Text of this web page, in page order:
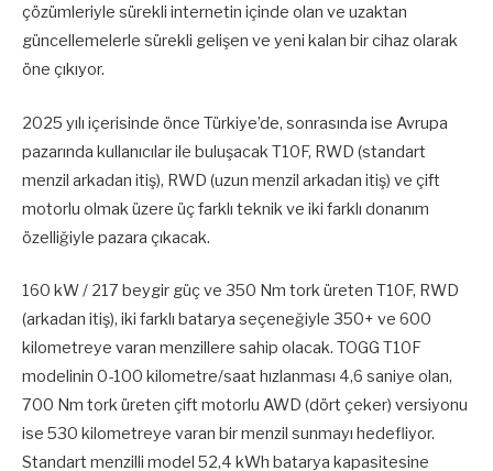
çözümleriyle sürekli internetin içinde olan ve uzaktan
güncellemelerle sürekli gelişen ve yeni kalan bir cihaz olarak
öne çıkıyor.
2025 yılı içerisinde önce Türkiye’de, sonrasında ise Avrupa
pazarında kullanıcılar ile buluşacak T10F, RWD (standart
menzil arkadan itiş), RWD (uzun menzil arkadan itiş) ve çift
motorlu olmak üzere üç farklı teknik ve iki farklı donanım
özelliğiyle pazara çıkacak.
160 kW / 217 beygir güç ve 350 Nm tork üreten T10F, RWD
(arkadan itiş), iki farklı batarya seçeneğiyle 350+ ve 600
kilometreye varan menzillere sahip olacak. TOGG T10F
modelinin 0-100 kilometre/saat hızlanması 4,6 saniye olan,
700 Nm tork üreten çift motorlu AWD (dört çeker) versiyonu
ise 530 kilometreye varan bir menzil sunmayı hedefliyor.
Standart menzilli model 52,4 kWh batarya kapasitesine